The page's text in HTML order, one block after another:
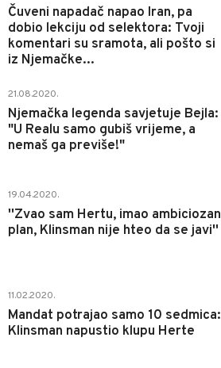
Čuveni napadač napao Iran, pa
dobio lekciju od selektora: Tvoji
komentari su sramota, ali pošto si
iz Njemačke...
21.08.2020.
Njemačka legenda savjetuje Bejla:
"U Realu samo gubiš vrijeme, a
nemaš ga previše!"
19.04.2020.
''Zvao sam Hertu, imao ambiciozan
plan, Klinsman nije hteo da se javi''
11.02.2020.
Mandat potrajao samo 10 sedmica:
Klinsman napustio klupu Herte